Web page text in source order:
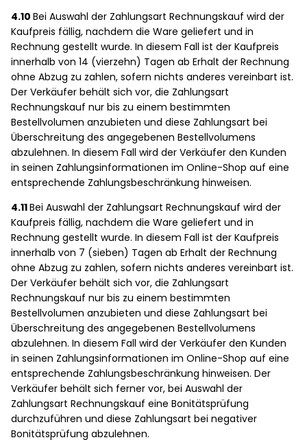
4.10 Bei Auswahl der Zahlungsart Rechnungskauf wird der
Kaufpreis fällig, nachdem die Ware geliefert und in
Rechnung gestellt wurde. In diesem Fall ist der Kaufpreis
innerhalb von 14 (vierzehn) Tagen ab Erhalt der Rechnung
ohne Abzug zu zahlen, sofern nichts anderes vereinbart ist.
Der Verkäufer behält sich vor, die Zahlungsart
Rechnungskauf nur bis zu einem bestimmten
Bestellvolumen anzubieten und diese Zahlungsart bei
Überschreitung des angegebenen Bestellvolumens
abzulehnen. In diesem Fall wird der Verkäufer den Kunden
in seinen Zahlungsinformationen im Online-Shop auf eine
entsprechende Zahlungsbeschränkung hinweisen.
4.11Bei Auswahl der Zahlungsart Rechnungskauf wird der
Kaufpreis fällig, nachdem die Ware geliefert und in
Rechnung gestellt wurde. In diesem Fall ist der Kaufpreis
innerhalb von 7 (sieben) Tagen ab Erhalt der Rechnung
ohne Abzug zu zahlen, sofern nichts anderes vereinbart ist.
Der Verkäufer behält sich vor, die Zahlungsart
Rechnungskauf nur bis zu einem bestimmten
Bestellvolumen anzubieten und diese Zahlungsart bei
Überschreitung des angegebenen Bestellvolumens
abzulehnen. In diesem Fall wird der Verkäufer den Kunden
in seinen Zahlungsinformationen im Online-Shop auf eine
entsprechende Zahlungsbeschränkung hinweisen. Der
Verkäufer behält sich ferner vor, bei Auswahl der
Zahlungsart Rechnungskauf eine Bonitätsprüfung
durchzuführen und diese Zahlungsart bei negativer
Bonitätsprüfung abzulehnen.